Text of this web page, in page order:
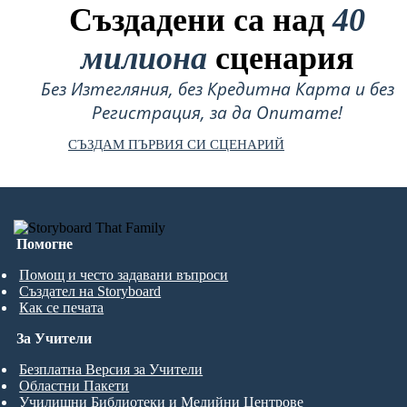
Създадени са над40
милиона сценария
Без Изтегляния, без Кредитна Карта и без
Регистрация, за да Опитате!
СЪЗДАМ ПЪРВИЯ СИ СЦЕНАРИЙ
Помогне
Помощ и често задавани въпроси
Създател на Storyboard
Как се печата
За Учители
Безплатна Версия за Учители
Областни Пакети
Училищни Библиотеки и Медийни Центрове